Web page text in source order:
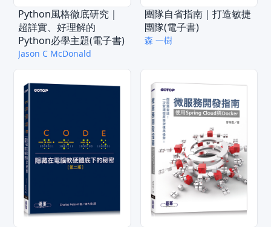
Python風格徹底研究｜
超詳實、好理解的
Python必學主題(電子書)
Jason C McDonald
團隊自省指南｜打造敏捷
團隊(電子書)
森 一樹